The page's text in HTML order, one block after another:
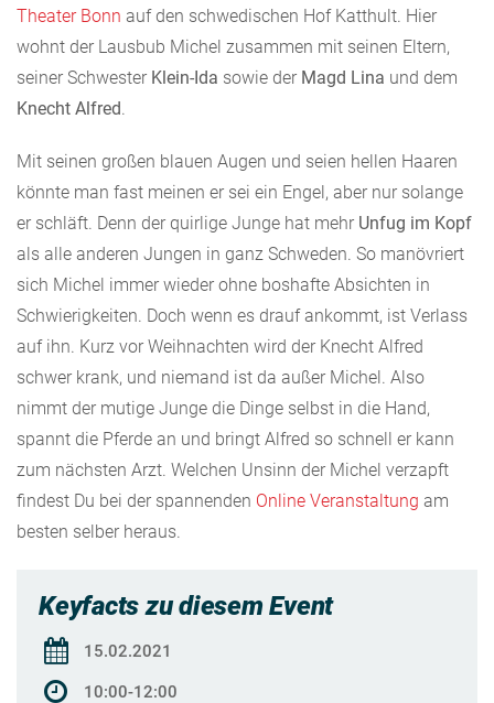
Theater Bonn auf den schwedischen Hof Katthult. Hier
wohnt der Lausbub Michel zusammen mit seinen Eltern,
seiner Schwester Klein-Ida sowie der Magd Lina und dem
Knecht Alfred
Mit seinen großen blauen Augen und seien hellen Haaren
könnte man fast meinen er sei ein Engel, aber nur solange
er schläft. Denn der quirlige Junge hat mehr Unfug im Kopf
als alle anderen Jungen in ganz Schweden. So manövriert
sich Michel immer wieder ohne boshafte Absichten in
Schwierigkeiten. Doch wenn es drauf ankommt, ist Verlass
auf ihn. Kurz vor Weihnachten wird der Knecht Alfred
schwer krank, und niemand ist da außer Michel. Also
nimmt der mutige Junge die Dinge selbst in die Hand,
spannt die Pferde an und bringt Alfred so schnell er kann
zum nächsten Arzt. Welchen Unsinn der Michel verzapft
findest Du bei der spannenden Online Veranstaltung am
besten selber heraus.
Keyfacts zu diesem Event
15.02.2021
10:00-12:00